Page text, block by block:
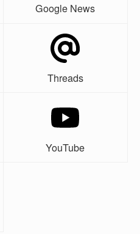
Google News
Threads
YouTube